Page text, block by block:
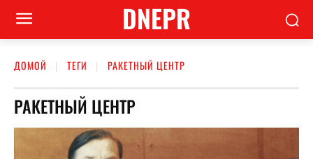
DNEPR
ДОМОЙ ТЕГИ РАКЕТНЫЙ ЦЕНТР
РАКЕТНЫЙ ЦЕНТР